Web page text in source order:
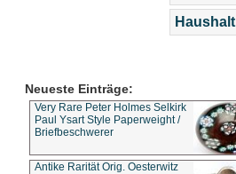
Haushalt
Neueste Einträge:
Very Rare Peter Holmes Selkirk
Paul Ysart Style Paperweight /
Briefbeschwerer
Antike Rarität Orig. Oesterwitz